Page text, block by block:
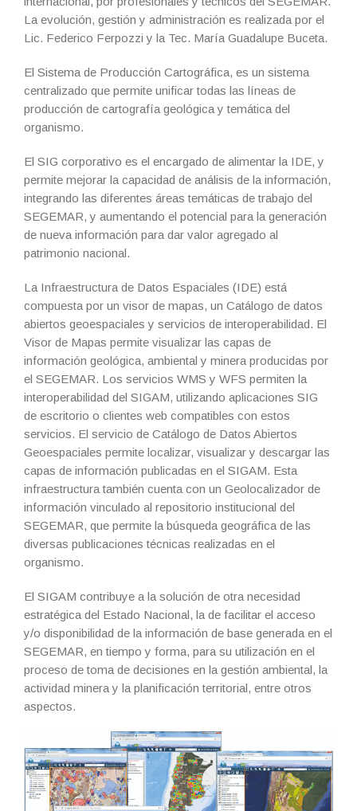
La evolución, gestión y administración es realizada por el
Lic. Federico Ferpozzi y la Tec. María Guadalupe Buceta.
El Sistema de Producción Cartográfica, es un sistema
centralizado que permite unificar todas las líneas de
producción de cartografía geológica y temática del
organismo.
El SIG corporativo es el encargado de alimentar la IDE, y
permite mejorar la capacidad de análisis de la información,
integrando las diferentes áreas temáticas de trabajo del
SEGEMAR, y aumentando el potencial para la generación
de nueva información para dar valor agregado al
patrimonio nacional.
La Infraestructura de Datos Espaciales (IDE) está
compuesta por un visor de mapas, un Catálogo de datos
abiertos geoespaciales y servicios de interoperabilidad. El
Visor de Mapas permite visualizar las capas de
información geológica, ambiental y minera producidas por
el SEGEMAR. Los servicios WMS y WFS permiten la
interoperabilidad del SIGAM, utilizando aplicaciones SIG
de escritorio o clientes web compatibles con estos
servicios. El servicio de Catálogo de Datos Abiertos
Geoespaciales permite localizar, visualizar y descargar las
capas de información publicadas en el SIGAM. Esta
infraestructura también cuenta con un Geolocalizador de
información vinculado al repositorio institucional del
SEGEMAR, que permite la búsqueda geográfica de las
diversas publicaciones técnicas realizadas en el
organismo.
El SIGAM contribuye a la solución de otra necesidad
estratégica del Estado Nacional, la de facilitar el acceso
y/o disponibilidad de la información de base generada en el
SEGEMAR, en tiempo y forma, para su utilización en el
proceso de toma de decisiones en la gestión ambiental, la
actividad minera y la planificación territorial, entre otros
aspectos.